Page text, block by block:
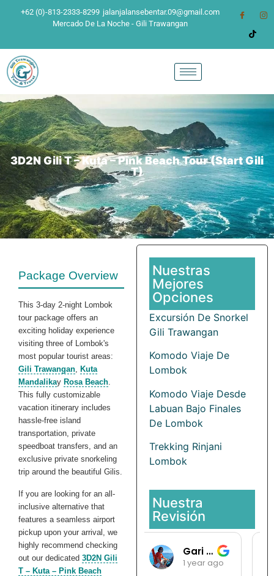
+62 (0)-813-2333-8299 jalanjalansebentar.09@gmail.com
Mercado De La Noche - Gili Trawangan
3D2N Gili T – Kuta – Pink Beach Tour (Start Gili
T)
Package Overview
This 3-day 2-night Lombok
tour package offers an
exciting holiday experience
visiting three of Lombok's
most popular tourist areas:
Gili Trawangan, Kuta
Mandalikay Rosa Beach.
This fully customizable
vacation itinerary includes
hassle-free island
transportation, private
speedboat transfers, and an
exclusive private snorkeling
trip around the beautiful Gilis.
If you are looking for an all-
inclusive alternative that
features a seamless airport
pickup upon your arrival, we
highly recommend checking
out our dedicated 3D2N Gili
T – Kuta – Pink Beach
Nuestras
Mejores
Opciones
Excursión De Snorkel
Gili Trawangan
Komodo Viaje De
Lombok
Komodo Viaje Desde
Labuan Bajo Finales
De Lombok
Trekking Rinjani
Lombok
Nuestra
Revisión
Gari Pargas98
1 year ago
Ramansata
1 year ago